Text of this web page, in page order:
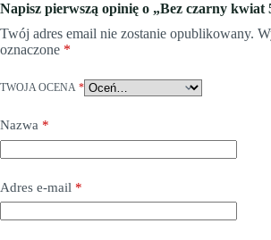
Napisz pierwszą opinię o „Bez czarny kwiat
Twój adres email nie zostanie opublikowany.
oznaczone *
TWOJA OCENA *
Nazwa *
Adres e-mail *